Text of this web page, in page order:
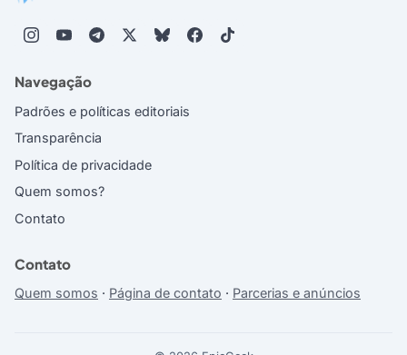
Navegação
Padrões e políticas editoriais
Transparência
Política de privacidade
Quem somos?
Contato
Contato
Quem somos · Página de contato · Parcerias e anúncios